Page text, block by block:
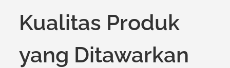
Kualitas Produk
yang Ditawarkan